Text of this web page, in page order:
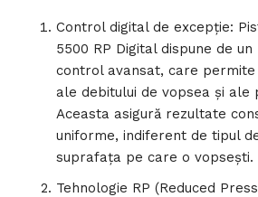
Control digital de excepție:
5500 RP Digital dispune de un
control avansat, care permite
ale debitului de vopsea și ale
Aceasta asigură rezultate
uniforme, indiferent de tipul
suprafața pe care o vopsești.
Tehnologie RP (Reduced